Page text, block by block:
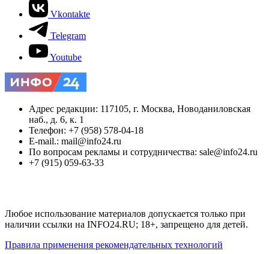
Vkontakte
Telegram
Youtube
Адрес редакции: 117105, г. Москва, Новоданиловская
наб., д. 6, к. 1
Телефон: +7 (958) 578-04-18
E-mail.: mail@info24.ru
По вопросам рекламы и сотрудничества: sale@info24.ru
+7 (915) 059-63-33
Любое использование материалов допускается только при
наличии ссылки на INFO24.RU; 18+, запрещено для детей.
Правила применения рекомендательных технологий